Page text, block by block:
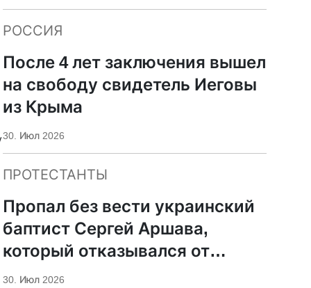
РОССИЯ
После 4 лет заключения вышел
на свободу свидетель Иеговы
из Крыма
30. Июл 2026
ПРОТЕСТАНТЫ
Пропал без вести украинский
баптист Сергей Аршава,
который отказывался от
мобилизации
30. Июл 2026